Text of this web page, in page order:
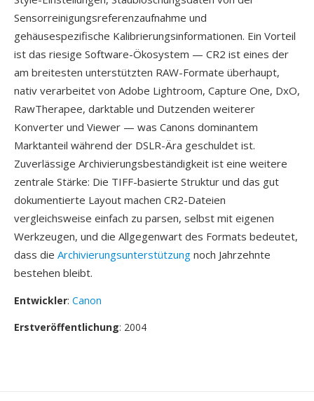
Sensorreinigungsreferenzaufnahme und
gehäusespezifische Kalibrierungsinformationen. Ein Vorteil
ist das riesige Software-Ökosystem — CR2 ist eines der
am breitesten unterstützten RAW-Formate überhaupt,
nativ verarbeitet von Adobe Lightroom, Capture One, DxO,
RawTherapee, darktable und Dutzenden weiterer
Konverter und Viewer — was Canons dominantem
Marktanteil während der DSLR-Ära geschuldet ist.
Zuverlässige Archivierungsbeständigkeit ist eine weitere
zentrale Stärke: Die TIFF-basierte Struktur und das gut
dokumentierte Layout machen CR2-Dateien
vergleichsweise einfach zu parsen, selbst mit eigenen
Werkzeugen, und die Allgegenwart des Formats bedeutet,
dass die Archivierungsunterstützung noch Jahrzehnte
bestehen bleibt.
Entwickler: Canon
Erstveröffentlichung: 2004